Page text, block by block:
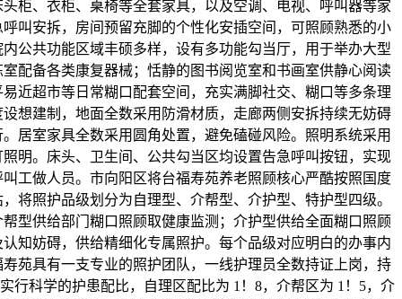
柜、衣柜、桌椅等全套家具，以及空调、电视、呼叫器等家
叫安拆，房间预留充脚的个性化安插空间，可照顾熟悉的小
公共功能区域丰硕多样，设有多功能勾当厅，用于举办大型
配备各类康复器械；恬静的图书阅览室和书画室供静心阅读
近超市等日常糊口配套空间，充实满脚社交、糊口等多条理
想建制，地面全数采用防滑材质，走廊两侧安拆持续无妨碍
居室家具全数采用圆角处置，避免磕碰风险。照明系统采用
明。床头、卫生间、公共勾当区均设置告急呼叫按钮，实现
工做人员。市向阳区将台福寿苑养老照顾核心严酷按照国度
将照护品级划分为自理型、介帮型、介护型、特护型四级。
型供给部门糊口照顾取健康监测；介护型供给全面糊口照顾
知妨碍，供给精细化专属照护。每个品级对应明白的办事内
苑具有一支专业的照护团队，一线护理员全数持证上岗，持
行科学的护患配比，自理区配比为 1！8，介帮区为 1！5，介